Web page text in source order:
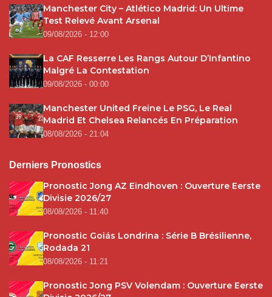
Manchester City – Atlético Madrid: Un Ultime
Test Relevé Avant Arsenal
09/08/2026 - 12:00
La CAF Resserre Les Rangs Autour D’Infantino
Malgré La Contestation
09/08/2026 - 00:00
Manchester United Freine Le PSG, Le Real
Madrid Et Chelsea Relancés En Préparation
08/08/2026 - 21:04
Derniers Pronostics
Pronostic Jong AZ Eindhoven : Ouverture Eerste
Divisie 2026/27
08/08/2026 - 11:40
Pronostic Goiás Londrina : Série B Brésilienne,
Rodada 21
08/08/2026 - 11:21
Pronostic Jong PSV Volendam : Ouverture Eerste